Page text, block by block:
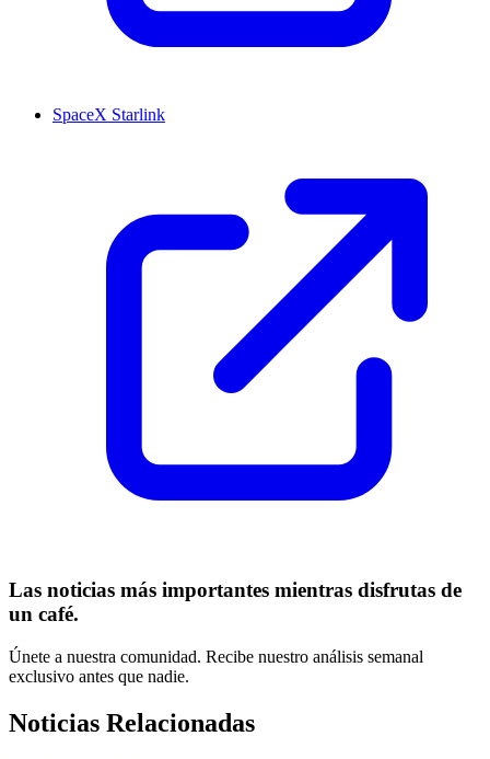
SpaceX Starlink
Las noticias más importantes mientras disfrutas de
un café.
Únete a nuestra comunidad. Recibe nuestro análisis semanal
exclusivo antes que nadie.
Noticias Relacionadas